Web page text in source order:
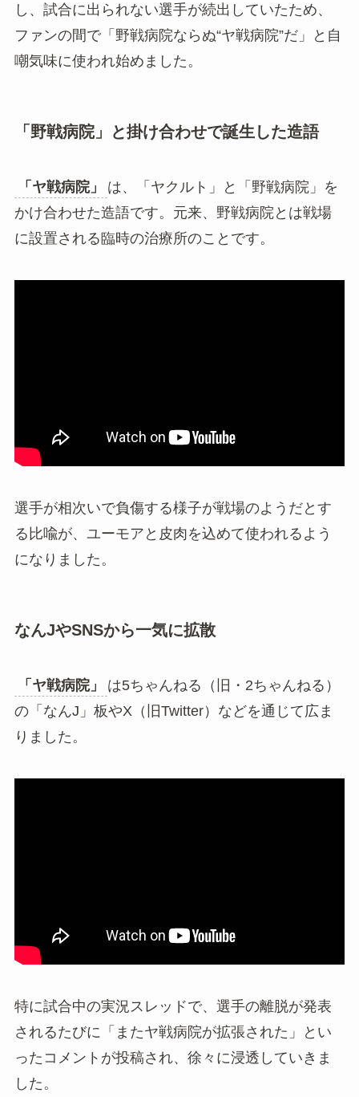
し、試合に出られない選手が続出していたため、
ファンの間で「野戦病院ならぬ“ヤ戦病院”だ」と自
嘲気味に使われ始めました。
「野戦病院」と掛け合わせで誕生した造語
「ヤ戦病院」
は、「ヤクルト」と「野戦病院」を
かけ合わせた造語です。元来、野戦病院とは戦場
に設置される臨時の治療所のことです。
選手が相次いで負傷する様子が戦場のようだとす
る比喩が、ユーモアと皮肉を込めて使われるよう
になりました。
なんJやSNSから一気に拡散
「ヤ戦病院」
は5ちゃんねる（旧・2ちゃんねる）
の「なんJ」板やX（旧Twitter）などを通じて広ま
りました。
特に試合中の実況スレッドで、選手の離脱が発表
されるたびに「またヤ戦病院が拡張された」とい
ったコメントが投稿され、徐々に浸透していきま
した。